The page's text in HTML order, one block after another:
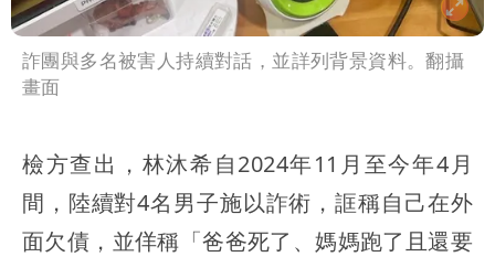
詐團與多名被害人持續對話，並詳列背景資料。翻攝
畫面
檢方查出，林沐希自2024年11月至今年4月
間，陸續對4名男子施以詐術，誆稱自己在外
面欠債，並佯稱「爸爸死了、媽媽跑了且還要